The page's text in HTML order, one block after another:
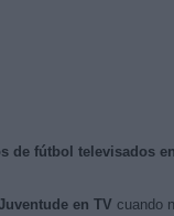
de fútbol televisados
en TV cuando